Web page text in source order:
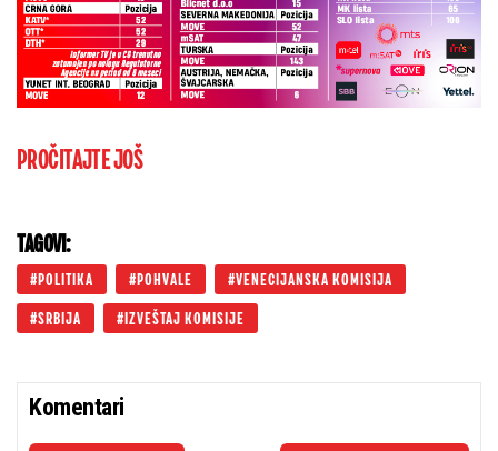
PROČITAJTE JOŠ
TAGOVI:
POLITIKA POHVALE VENECIJANSKA KOMISIJA
SRBIJA IZVEŠTAJ KOMISIJE
Komentari